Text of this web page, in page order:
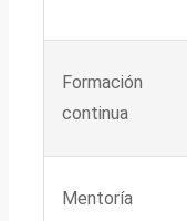
Formación
continua
Mentoría